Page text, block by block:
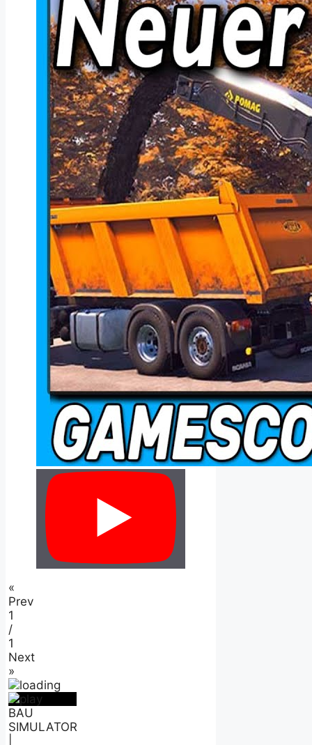
«
Prev
1
/
1
Next
»
BAU
SIMULATOR